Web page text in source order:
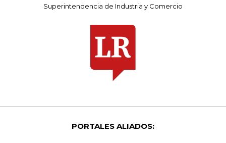
Superintendencia de Industria y Comercio
PORTALES ALIADOS: